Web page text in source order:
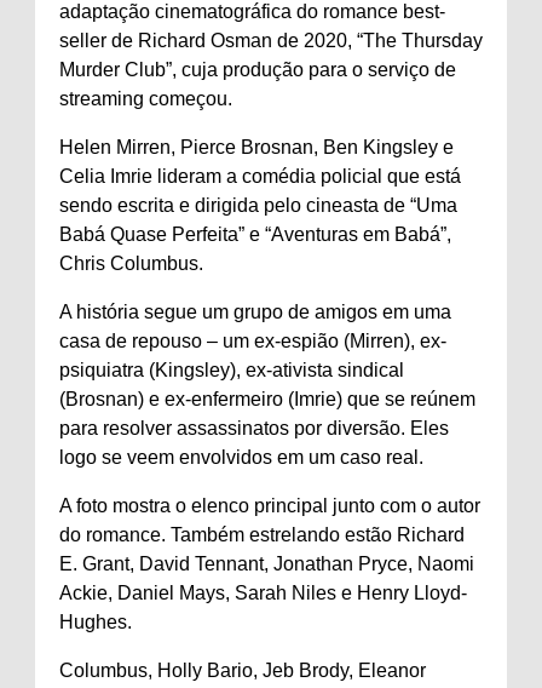
adaptação cinematográfica do romance best-
seller de Richard Osman de 2020, “The Thursday
Murder Club”, cuja produção para o serviço de
streaming começou.
Helen Mirren, Pierce Brosnan, Ben Kingsley e
Celia Imrie lideram a comédia policial que está
sendo escrita e dirigida pelo cineasta de “Uma
Babá Quase Perfeita” e “Aventuras em Babá”,
Chris Columbus.
A história segue um grupo de amigos em uma
casa de repouso – um ex-espião (Mirren), ex-
psiquiatra (Kingsley), ex-ativista sindical
(Brosnan) e ex-enfermeiro (Imrie) que se reúnem
para resolver assassinatos por diversão. Eles
logo se veem envolvidos em um caso real.
A foto mostra o elenco principal junto com o autor
do romance. Também estrelando estão Richard
E. Grant, David Tennant, Jonathan Pryce, Naomi
Ackie, Daniel Mays, Sarah Niles e Henry Lloyd-
Hughes.
Columbus, Holly Bario, Jeb Brody, Eleanor